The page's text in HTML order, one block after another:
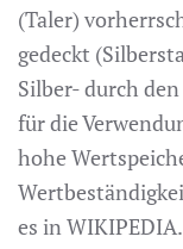
(Taler)
gedeckt
Silber- durch
für die
hohe
es in